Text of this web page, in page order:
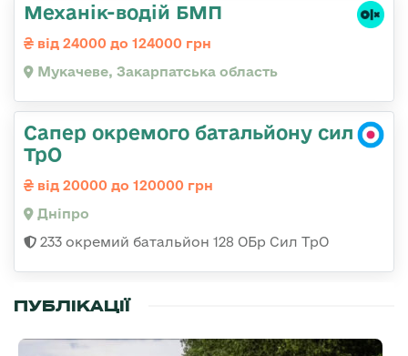
Механік-водій БМП
від 24000 до 124000 грн
Мукачеве, Закарпатська область
Сапер окремого батальйону сил
ТрО
від 20000 до 120000 грн
Дніпро
233 окремий батальйон 128 ОБр Сил ТрО
ПУБЛІКАЦІЇ